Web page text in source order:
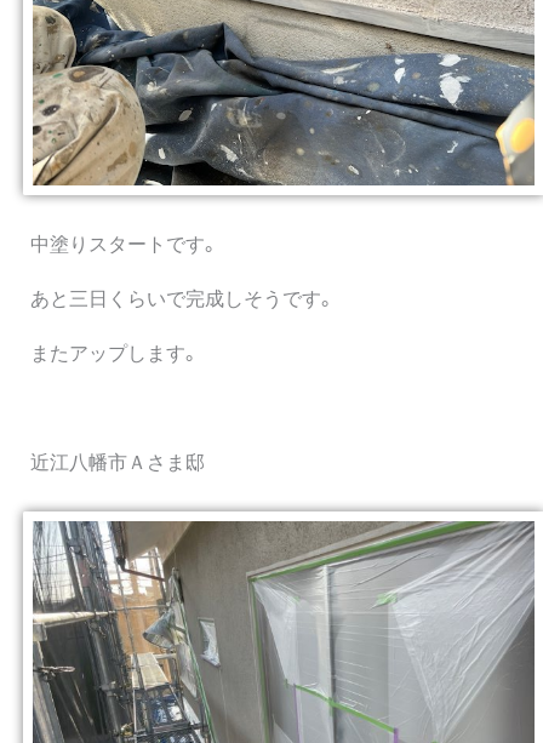
中塗りスタートです。
あと三日くらいで完成しそうです。
またアップします。
近江八幡市Ａさま邸